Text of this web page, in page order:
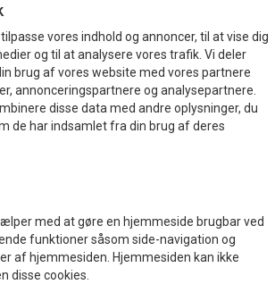
vores indhold og annoncer, til at vise dig
og til at analysere vores trafik. Vi deler
brug af vores website med vores partnere
annonceringspartnere og analysepartnere.
disse data med andre oplysninger, du
de har indsamlet fra din brug af deres
med at gøre en hjemmeside brugbar ved
funktioner såsom side-navigation og
af hjemmesiden. Hjemmesiden kan ikke
disse cookies.